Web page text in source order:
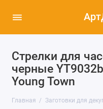
Стрелки для
черные
Young Town
Главная Заготовки для